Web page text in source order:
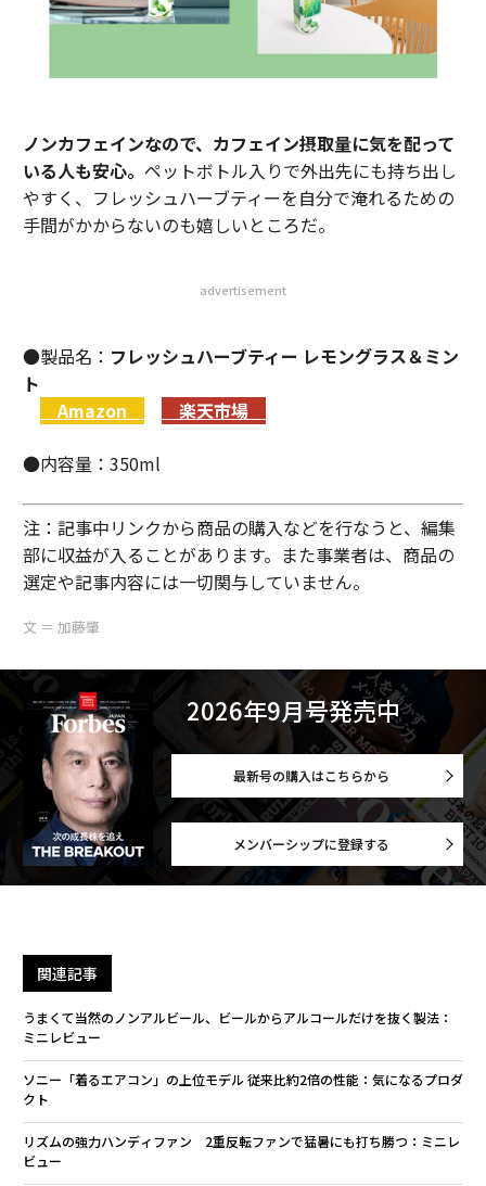
ノンカフェインなので、カフェイン摂取量に気を配って
いる人も安心。 ペットボトル入りで外出先にも持ち出し
やすく、フレッシュハーブティーを自分で淹れるための
手間がかからないのも嬉しいところだ。
advertisement
●製品名： フレッシュハーブティー レモングラス＆ミン
ト
Amazon
楽天市場
●内容量：350ml
注：記事中リンクから商品の購入などを行なうと、編集
部に収益が入ることがあります。また事業者は、商品の
選定や記事内容には一切関与していません。
文 ＝ 加藤肇
2026年9月号発売中
最新号の購入はこちらから
メンバーシップに登録する
関連記事
うまくて当然のノンアルビール、ビールからアルコールだけを抜く製法：
ミニレビュー
ソニー「着るエアコン」の上位モデル 従来比約2倍の性能：気になるプロダ
クト
リズムの強力ハンディファン 2重反転ファンで猛暑にも打ち勝つ：ミニレ
ビュー